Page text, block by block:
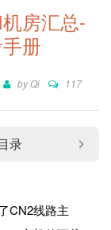
房汇总-
册
byQi 117
录
CN2线路主